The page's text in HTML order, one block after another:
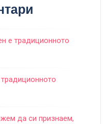
е традиционното
да си признаем,